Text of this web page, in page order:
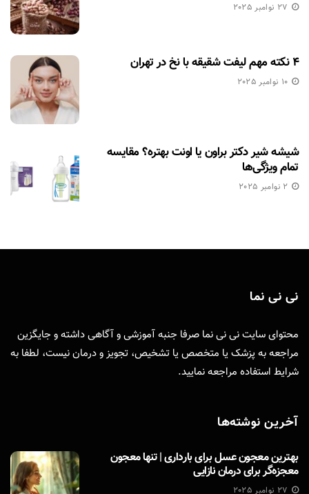
27 نوامبر 2025
۴ نکته مهم لیفت شقیقه با نخ در تهران
10 نوامبر 2025
شیشه شیر دکتر براون یا اونت بهتره؟ مقایسه
تمام ویژگی‌ها
2 نوامبر 2025
نی نی نما
محتوای سایت نی نی نما صرفا جنبه آموزشی و آگاهی داشته و جایگزین
مراجعه به پزشک یا متخصص یا تشخیص، تجویز و درمان نیست، لطفا به
شرایط استفاده مراجعه نمایید.
آخرین نوشته‌ها
بهترین معجون عسل برای بارداری | تنها معجون
معجزه‌گر برای درمان نازایی
27 نوامبر 2025